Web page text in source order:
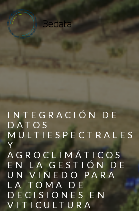
INTEGRACIÓN DE
DATOS
MULTIESPECTRALES
Y
AGROCLIMÁTICOS
EN LA GESTIÓN DE
UN VIÑEDO PARA
LA TOMA DE
DECISIONES EN
VITICULTURA